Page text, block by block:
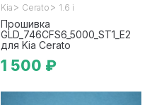
Kia > Cerato > 1.6 i
Прошивка
GLD_746CFS6_5000_ST1_E2
для Kia Cerato
1 500 ₽